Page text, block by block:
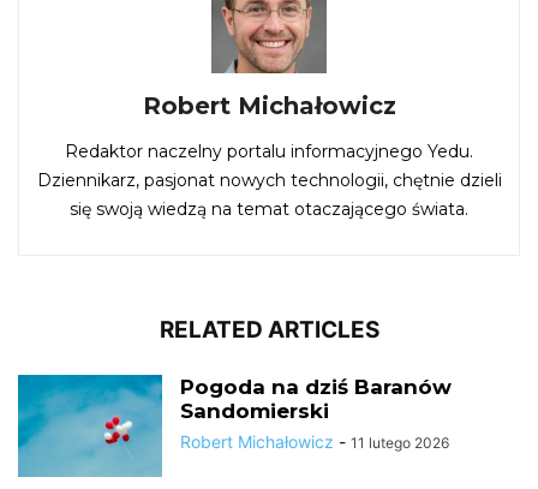
Robert Michałowicz
Redaktor naczelny portalu informacyjnego Yedu.
Dziennikarz, pasjonat nowych technologii, chętnie dzieli
się swoją wiedzą na temat otaczającego świata.
RELATED ARTICLES
Pogoda na dziś Baranów
Sandomierski
Robert Michałowicz - 11 lutego 2026